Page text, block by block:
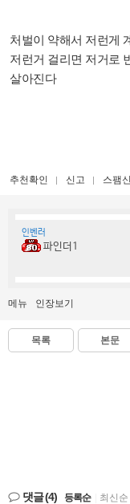
처벌이 약해서 저런게
저런거 걸리면 저거로
살아진다
추천확인 신고 스팸
인벤러
파인더1
메뉴 인장보기
목록 본문
댓글(4) 등록순 최신순